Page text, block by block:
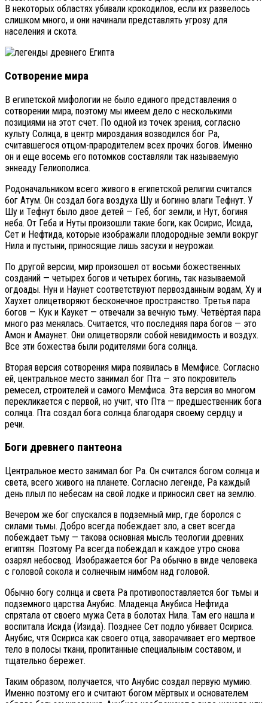
В некоторых областях убивали крокодилов, если их развелось
слишком много, и они начинали представлять угрозу для
населения и скота.
Сотворение мира
В египетской мифологии не было единого представления о
сотворении мира, поэтому мы имеем дело с несколькими
позициями на этот счет. По одной из точек зрения, согласно
культу Солнца, в центр мироздания возводился бог Ра,
считавшегося отцом-прародителем всех прочих богов. Именно
он и еще восемь его потомков составляли так называемую
эннеаду Гелиополиса.
Родоначальником всего живого в египетской религии считался
бог Атум. Он создал бога воздуха Шу и богиню влаги Тефнут. У
Шу и Тефнут было двое детей — Геб, бог земли, и Нут, богиня
неба. От Геба и Нуты произошли такие боги, как Осирис, Исида,
Сет и Нефтида, которые изображали плодородные земли вокруг
Нила и пустыни, приносящие лишь засухи и неурожаи.
По другой версии, мир произошел от восьми божественных
созданий — четырех богов и четырех богинь, так называемой
огдоады. Нун и Наунет соответствуют первозданным водам, Ху и
Хаухет олицетворяют бесконечное пространство. Третья пара
богов — Кук и Каукет — отвечали за вечную тьму. Четвёртая пара
много раз менялась. Считается, что последняя пара богов — это
Амон и Амаунет. Они олицетворяли собой невидимость и воздух.
Все эти божества были родителями бога солнца.
Вторая версия сотворения мира появилась в Мемфисе. Согласно
ей, центральное место занимал бог Пта — это покровитель
ремесел, строителей и самого Мемфиса. Эта версия во многом
перекликается с первой, но учит, что Пта — предшественник бога
солнца. Пта создал бога солнца благодаря своему сердцу и
речи.
Боги древнего пантеона
Центральное место занимал бог Ра. Он считался богом солнца и
света, всего живого на планете. Согласно легенде, Ра каждый
день плыл по небесам на свой лодке и приносил свет на землю.
Вечером же бог спускался в подземный мир, где боролся с
силами тьмы. Добро всегда побеждает зло, а свет всегда
побеждает тьму — такова основная мысль теологии древних
египтян. Поэтому Ра всегда побеждал и каждое утро снова
озарял небосвод. Изображается бог Ра обычно в виде человека
с головой сокола и солнечным нимбом над головой.
Обычно богу солнца и света Ра противопоставляется бог тьмы и
подземного царства Анубис. Младенца Анубиса Нефтида
спрятала от своего мужа Сета в болотах Нила. Там его нашла и
воспитала Исида (Изида). Позднее Сет подло убивает Осириса.
Анубис, чтя Осириса как своего отца, заворачивает его мертвое
тело в полосы ткани, пропитанные специальным составом, и
тщательно бережет.
Таким образом, получается, что Анубис создал первую мумию.
Именно поэтому его и считают богом мёртвых и основателем